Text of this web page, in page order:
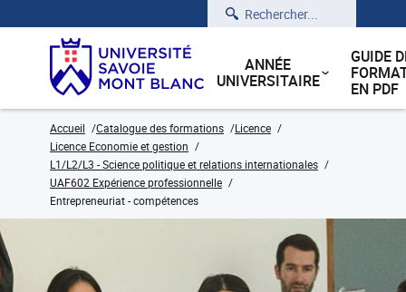
Rechercher
ANNÉE
UNIVERSITAIRE
GUIDE
EN PDF
Accueil Catalogue des formations
Licence
Licence Economie et gestion
L1/L2/L3 - Science politique et relations internationales
UAF602 Expérience professionnelle
Entrepreneuriat - compétences